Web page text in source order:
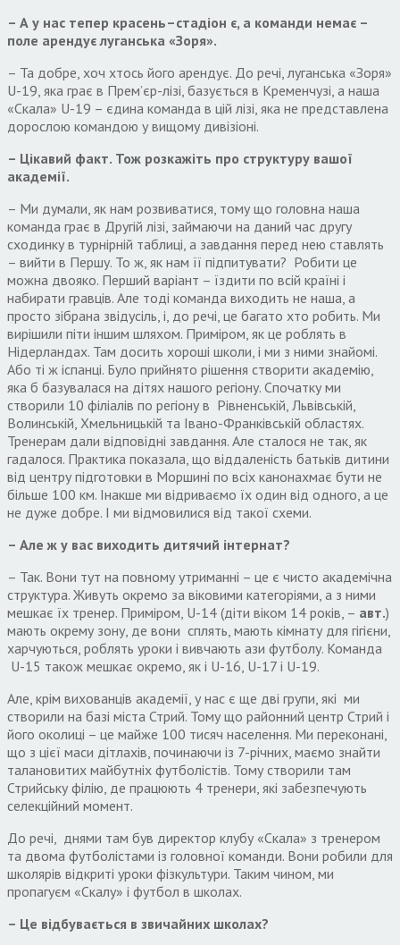
– А у нас тепер красень–стадіон є, а команди немає –
поле арендуєлуганська «Зоря».
– Та добре, хоч хтось його арендує. До речі, луганська «Зоря»
U-19, яка грає в Прем’єр-лізі, базується в Кременчузі, а наша
«Скала» U-19 – єдина команда в цій лізі, яка не представлена
дорослою командою у вищому дивізіоні.
– Цікавий факт. Тож розкажіть про структуру вашої
академії.
– Ми думали, як нам розвиватися, тому що головна наша
команда грає в Другій лізі, займаючи на даний час другу
сходинку в турнірній таблиці, а завдання перед нею ставлять
– вийти в Першу. То ж, як нам її підпитувати? Робити це
можна двояко. Перший варіант – їздити по всій країні і
набирати гравців. Але тоді команда виходить не наша, а
просто зібрана звідусіль, і, до речі, це багато хто робить. Ми
вирішили піти іншим шляхом. Приміром, як це роблять в
Нідерландах. Там досить хороші школи, і ми з ними знайомі.
Або ті ж іспанці. Було прийнято рішення створити академію,
яка б базувалася на дітях нашого регіону. Спочатку ми
створили 10 філіалів по регіону в Рівненській, Львівській,
Волинській, Хмельницькій та Івано-Франківській областях.
Тренерам дали відповідні завдання. Але сталося не так, як
гадалося. Практика показала, що віддаленість батьків дитини
від центру підготовки в Моршині по всіх канонахмає бути не
більше 100 км. Інакше ми відриваємо їх один від одного, а це
не дуже добре. І ми відмовилися від такої схеми.
– Але ж у вас виходить дитячий інтернат?
– Так. Вони тут на повному утриманні – це є чисто академічна
структура. Живуть окремо за віковими категоріями, а з ними
мешкає їх тренер. Приміром, U-14 (діти віком 14 років, – авт.)
мають окрему зону, де вони сплять, мають кімнату для гігієни,
харчуються, роблять уроки і вивчають ази футболу. Команда
U-15 також мешкає окремо, як і U-16, U-17 і U-19.
Але, крім вихованців академії, у нас є ще дві групи, які ми
створили на базі міста Стрий. Тому що районний центр Стрий і
його околиці – це майже 100 тисяч населення. Ми переконані,
що з цієї маси дітлахів, починаючи із 7-річних, маємо знайти
талановитих майбутніх футболістів. Тому створили там
Стрийську філію, де працюють 4 тренери, які забезпечують
селекційний момент.
До речі, днями там був директор клубу «Скала» з тренером
та двома футболістами із головної команди. Вони робили для
школярів відкриті уроки фізкультури. Таким чином, ми
пропагуєм «Скалу» і футбол в школах.
– Це відбувається в звичайних школах?